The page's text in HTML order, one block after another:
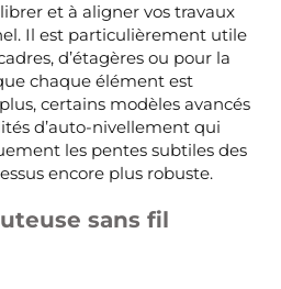
et à aligner vos travaux
Il est particulièrement utile
d’étagères ou pour la
chaque élément est
certains modèles avancés
d’auto-nivellement qui
les pentes subtiles des
encore plus robuste.
sans fil